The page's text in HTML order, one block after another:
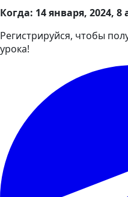
Когда: 14 января, 2024, 8
Регистрируйся, чтобы
урока!